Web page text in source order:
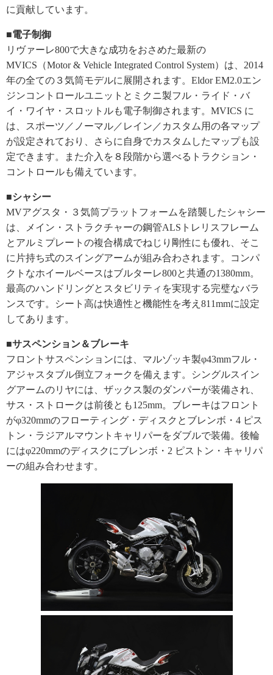
に貢献しています。
■電子制御
リヴァーレ800で大きな成功をおさめた最新の
MVICS（Motor & Vehicle Integrated Control System）は、2014
年の全ての３気筒モデルに展開されます。Eldor EM2.0エン
ジンコントロールユニットとミクニ製フル・ライド・バ
イ・ワイヤ・スロットルも電子制御されます。MVICS に
は、スポーツ／ノーマル／レイン／カスタム用の各マップ
が設定されており、さらに自身でカスタムしたマップも設
定できます。また介入を８段階から選べるトラクション・
コントロールも備えています。
■シャシー
MVアグスタ・３気筒プラットフォームを踏襲したシャシー
は、メイン・ストラクチャーの鋼管ALSトレリスフレーム
とアルミプレートの複合構成でねじり剛性にも優れ、そこ
に片持ち式のスイングアームが組み合わされます。コンパ
クトなホイールベースはブルターレ800と共通の1380mm。
最高のハンドリングとスタビリティを実現する完璧なバラ
ンスです。シート高は快適性と機能性を考え811mmに設定
してあります。
■サスペンション＆ブレーキ
フロントサスペンションには、マルゾッキ製φ43mmフル・
アジャスタブル倒立フォークを備えます。シングルスイン
グアームのリヤには、ザックス製のダンパーが装備され、
サス・ストロークは前後とも125mm。ブレーキはフロント
がφ320mmのフローティング・ディスクとブレンボ・4 ピス
トン・ラジアルマウントキャリパーをダブルで装備。後輪
にはφ220mmのディスクにブレンボ・2 ピストン・キャリパ
ーの組み合わせます。